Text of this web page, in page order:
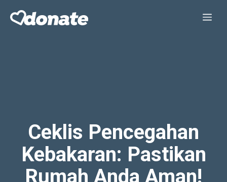
Ceklis Pencegahan
Kebakaran: Pastikan
Rumah Anda Aman!